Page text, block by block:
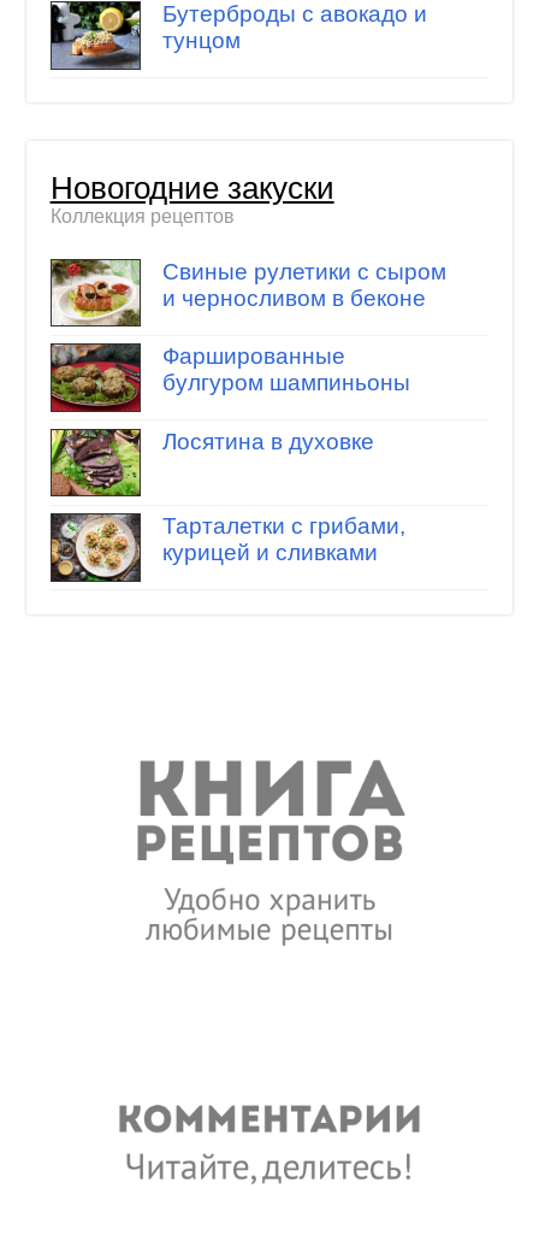
Бутерброды с авокадо и
тунцом
Новогодние закуски
Коллекция рецептов
Свиные рулетики с сыром
и черносливом в беконе
Фаршированные
булгуром шампиньоны
Лосятина в духовке
Тарталетки с грибами,
курицей и сливками